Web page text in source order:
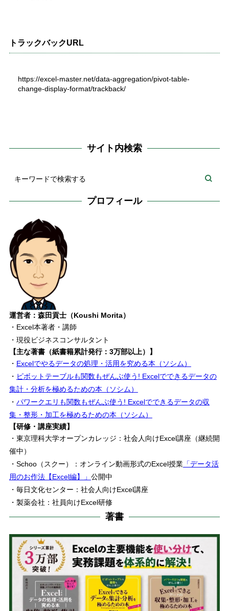
トラックバックURL
https://excel-master.net/data-aggregation/pivot-table-
change-display-format/trackback/
サイト内検索
プロフィール
運営者：森田貢士（Koushi Morita）
・Excel本著者・講師
・現役ビジネスコンサルタント
【主な著書（紙書籍累計発行：3万部以上）】
・ Excelでやるデータの処理・活用を究める本（ソシム）
・ ピボットテーブルも関数もぜんぶ使う! Excelでできるデータの
集計・分析を極めるための本（ソシム）
・ パワークエリも関数もぜんぶ使う! Excelでできるデータの収
集・整形・加工を極めるための本（ソシム）
【研修・講座実績】
・東京理科大学オープンカレッジ：社会人向けExcel講座（継続開
催中）
・Schoo（スクー）：オンライン動画形式のExcel授業「データ活
用のお作法【Excel編】」 公開中
・毎日文化センター：社会人向けExcel講座
・製薬会社：社員向けExcel研修
著書